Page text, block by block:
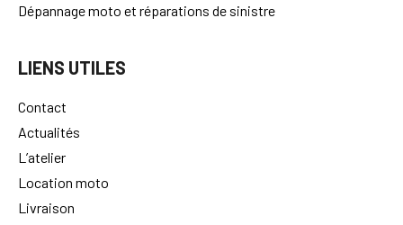
Dépannage moto et réparations de sinistre
LIENS UTILES
Contact
Actualités
L’atelier
Location moto
Livraison